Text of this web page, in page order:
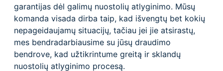
garantijas dėl galimų nuostolių atlyginimo. Mūsų
komanda visada dirba taip, kad išvengtų bet kokių
nepageidaujamų situacijų, tačiau jei jie atsirastų,
mes bendradarbiausime su jūsų draudimo
bendrove, kad užtikrintume greitą ir sklandų
nuostolių atlyginimo procesą.